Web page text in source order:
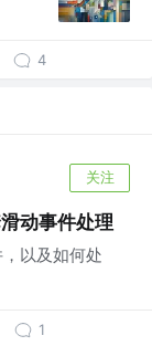
4
关注
动事件处理
以及如何处
1